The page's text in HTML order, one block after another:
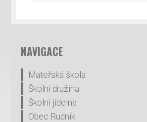
NAVIGACE
Mateřská škola
Školní družina
Školní jídelna
Obec Rudník